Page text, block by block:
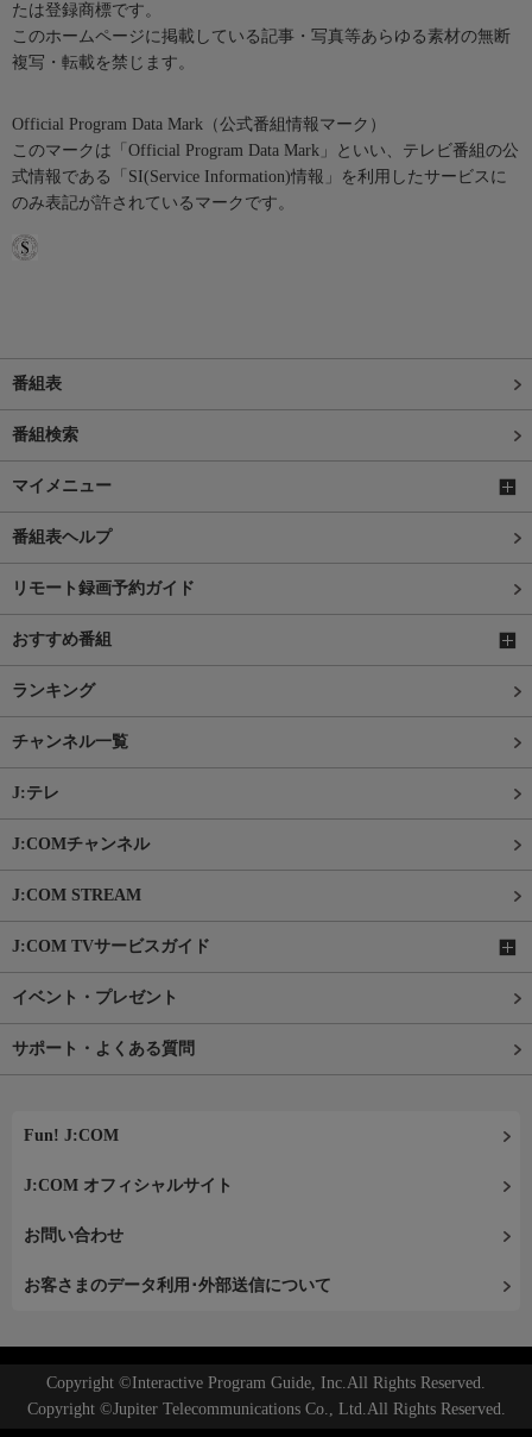
たは登録商標です。
このホームページに掲載している記事・写真等あらゆる素材の無断
複写・転載を禁じます。
Official Program Data Mark（公式番組情報マーク）
このマークは「Official Program Data Mark」といい、テレビ番組の公
式情報である「SI(Service Information)情報」を利用したサービスに
のみ表記が許されているマークです。
番組表
番組検索
マイメニュー
番組表ヘルプ
リモート録画予約ガイド
おすすめ番組
ランキング
チャンネル一覧
J:テレ
J:COMチャンネル
J:COM STREAM
J:COM TVサービスガイド
イベント・プレゼント
サポート・よくある質問
Fun! J:COM
J:COM オフィシャルサイト
お問い合わせ
お客さまのデータ利用･外部送信について
Copyright ©Interactive Program Guide, Inc.All Rights Reserved.
Copyright ©Jupiter Telecommunications Co., Ltd.All Rights Reserved.